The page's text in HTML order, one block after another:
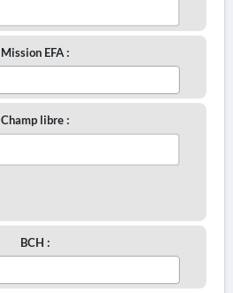
Mission EFA :
Champ libre :
BCH :